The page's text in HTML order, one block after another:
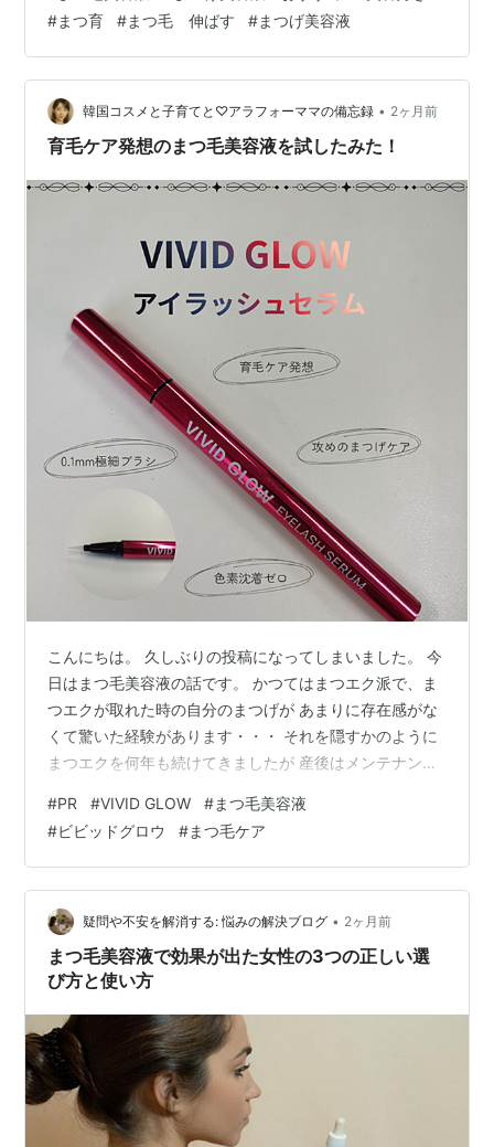
ジョに戻りました。 マジョマジョ ジェリードロップ☆
コスパが良くて使いやすい。使いやすさはやっぱりカロ
ミーが一番だけど・・・今はこれで十分♪ マジョリカ マ
ジョルカ まつげ美容液 ラッシュジェリードロップ EX プ
レミア…
#まつ育 #まつ毛 伸ばす #まつげ美容液
韓国コスメと子育てと♡アラフォーママの備忘録 • 2ヶ月前
育毛ケア発想のまつ毛美容液を試したみた！
こんにちは。 久しぶりの投稿になってしまいました。 今
日はまつ毛美容液の話です。 かつてはまつエク派で、ま
つエクが取れた時の自分のまつげが あまりに存在感がな
くて驚いた経験があります・・・ それを隠すかのように
まつエクを何年も続けてきましたが 産後はメンテナンス
り替えたのでした。 そうなってくると大事なのは 自分の
まつ毛をいかに丈夫に、長く育てるかですよね。 マスカ
ラのような形のブラシタイプ、細い筆のタイプ、色々な
まつ毛美容液が出ていますが今回紹介したいのは、
VIVID GLOW アイラッシュセラムです！ 0.1mmの極細ブ
ラシでアイライナ…
#PR #VIVID GLOW #まつ毛美容液
#ビビッドグロウ #まつ毛ケア
疑問や不安を解消する: 悩みの解決ブログ • 2ヶ月前
まつ毛美容液で効果が出た女性の3つの正しい選
び方と使い方